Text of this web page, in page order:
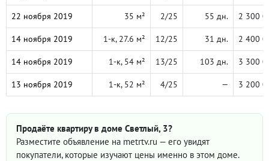
22 ноября 2019 35 м² 2/25 55 дн. 2 300
14 ноября 2019 1-к, 27.6 м² 12/25 31 дн. 2 400
14 ноября 2019 1-к, 54 м² 13/25 103 дн. 3 300
13 ноября 2019 1-к, 52 м² 4/25 — 3 200
Продаёте квартиру в доме Светлый, 3?
Разместите объявление на metrtv.ru — его увидят
покупатели, которые изучают цены именно в этом доме.